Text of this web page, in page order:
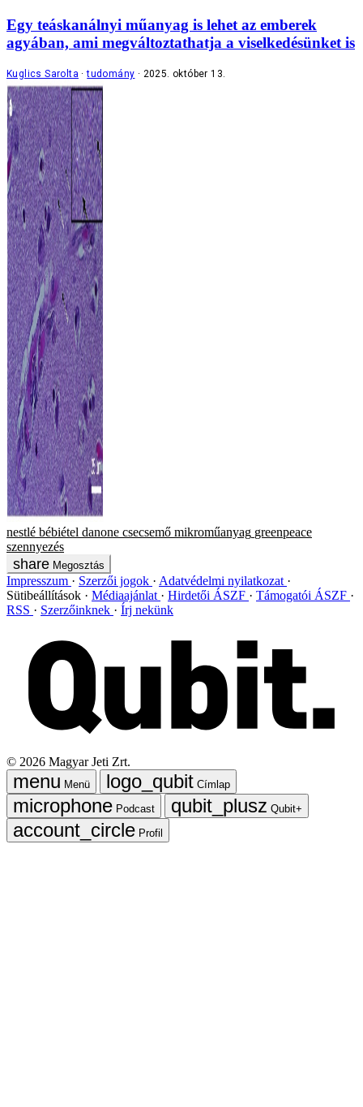
Egy teáskanálnyi műanyag is lehet az emberek
agyában, ami megváltoztathatja a viselkedésünket is
Kuglics Sarolta tudomány 2025. október 13.
nestlé bébiétel danone csecsemő mikroműanyag greenpeace
szennyezés
Megosztás
Impresszum Szerzői jogok
Adatvédelmi nyilatkozat
Sütibeállítások
Médiaajánlat Hirdetői ÁSZF
Támogatói ÁSZF
RSS
Szerzőinknek Írj nekünk
© 2026 Magyar Jeti Zrt.
Menü
Címlap
Podcast
Qubit+
Profil